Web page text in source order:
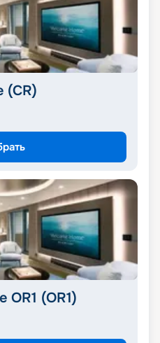
(CR)
OR1 (OR1)